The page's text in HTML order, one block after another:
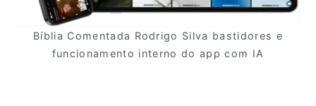
Bíblia Comentada Rodrigo Silva bastidores e
funcionamento interno do app com IA